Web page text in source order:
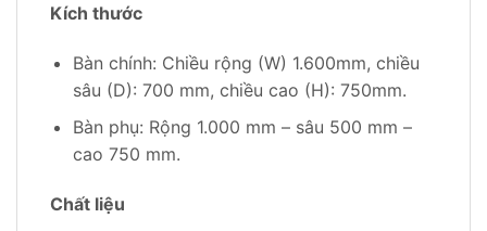
Kích thước
Bàn chính: Chiều rộng (W) 1.600mm, chiều
sâu (D): 700 mm, chiều cao (H): 750mm.
Bàn phụ: Rộng 1.000 mm – sâu 500 mm –
cao 750 mm.
Chất liệu